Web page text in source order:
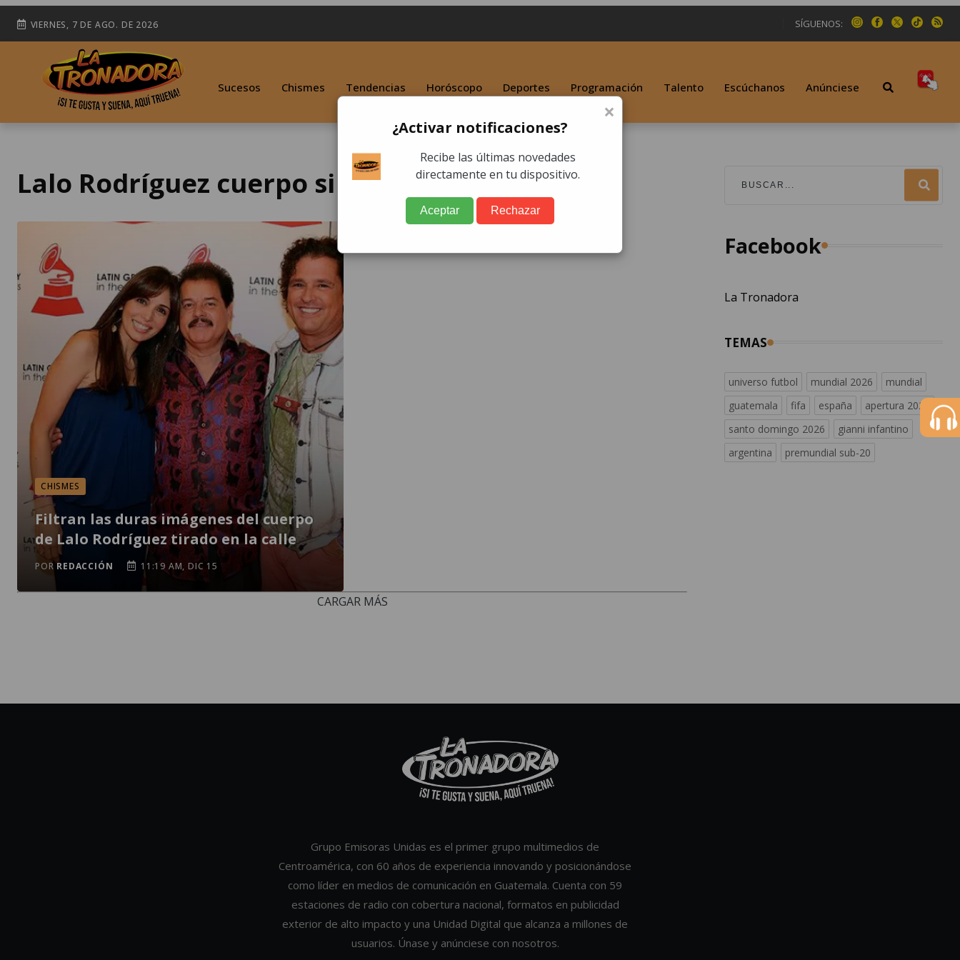
VIERNES, 7 DE AGO. DE 2026 SÍGUENOS:
Sucesos Chismes Tendencias Horóscopo Deportes Programación Talento Escúchanos Anúnciese
Lalo Rodríguez cuerpo sin vida
CHISMES
Filtran las duras imágenes del cuerpo
de Lalo Rodríguez tirado en la calle
PORREDACCIÓN 11:19 AM, DIC 15
CARGAR MÁS
Facebook
La Tronadora
TEMAS
universo futbol mundial 2026
mundial
guatemala
fifa españa
apertura 2026
santo domingo 2026
gianni infantino
argentina
premundial sub-20
Grupo Emisoras Unidas es el primer grupo multimedios de
Centroamérica, con 60 años de experiencia innovando y posicionándose
como líder en medios de comunicación en Guatemala. Cuenta con 59
estaciones de radio con cobertura nacional, formatos en publicidad
exterior de alto impacto y una Unidad Digital que alcanza a millones de
usuarios. Únase y anúnciese con nosotros.
×
¿Activar notificaciones?
Recibe las últimas novedades
directamente en tu dispositivo.
Aceptar Rechazar